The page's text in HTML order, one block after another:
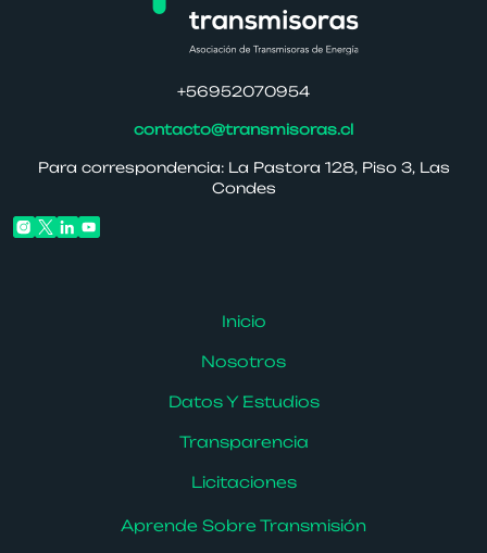
+56952070954
contacto@transmisoras.cl
Para correspondencia: La Pastora 128, Piso 3, Las
Condes
Inicio
Nosotros
Datos Y Estudios
Transparencia
Licitaciones
Aprende Sobre Transmisión